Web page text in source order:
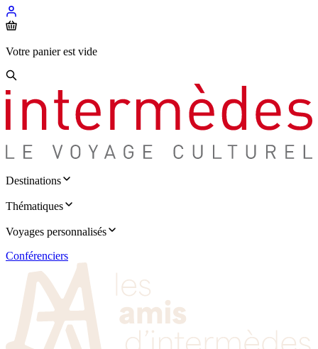
Votre panier est vide
Destinations
Thématiques
Voyages personnalisés
Conférenciers